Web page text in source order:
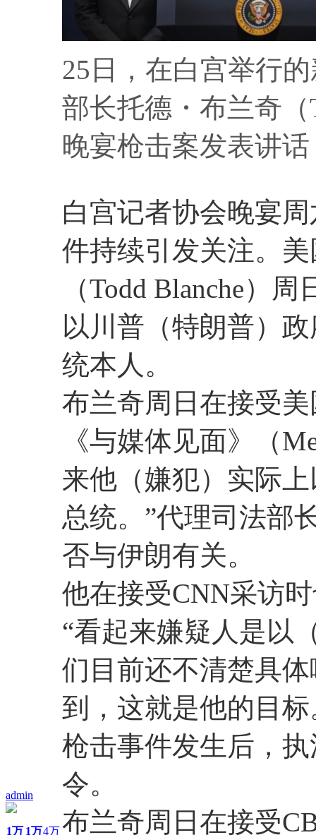
admin
1万 1万4万
25日，在白宫举行
部长托德・布兰奇（
晚宴枪击案发表讲话
白宫记者协会晚宴
件持续引发关注。
（Todd Blanche）
以川普（特朗普）
统本人。
布兰奇周日在接受
《与媒体见面》（
来他（嫌犯）实际
总统。”代理司法部
否与伊朗有关。
他在接受CNN采访
“看起来嫌疑人是
们目前还不清楚具
到，这就是他的目
枪击事件发生后，
令。
布兰奇周日在接受